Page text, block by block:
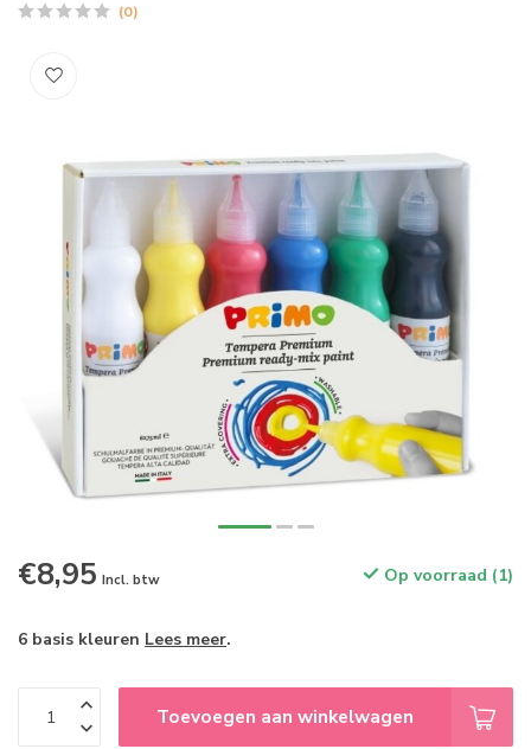
(0)
€8,95 Incl. btw Op voorraad (1)
6 basis kleuren Lees meer.
Toevoegen aan winkelwagen